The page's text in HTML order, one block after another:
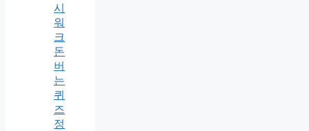
시
워
크
돈
버
는
퀴
즈
정